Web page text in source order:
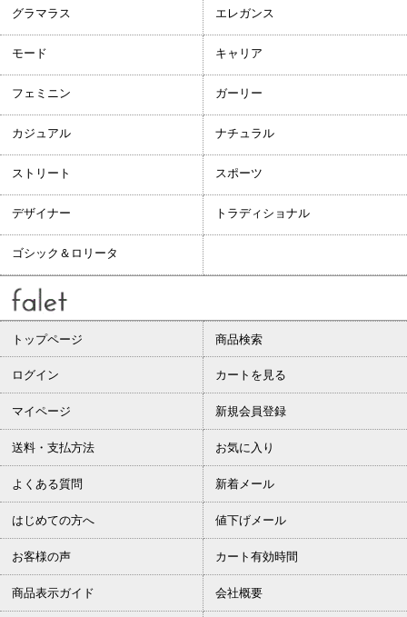
グラマラス エレガンス
モード キャリア
フェミニン ガーリー
カジュアル ナチュラル
ストリート スポーツ
デザイナー トラディショナル
ゴシック＆ロリータ
トップページ 商品検索
ログイン カートを見る
マイページ 新規会員登録
送料・支払方法 お気に入り
よくある質問 新着メール
はじめての方へ 値下げメール
お客様の声 カート有効時間
商品表示ガイド 会社概要